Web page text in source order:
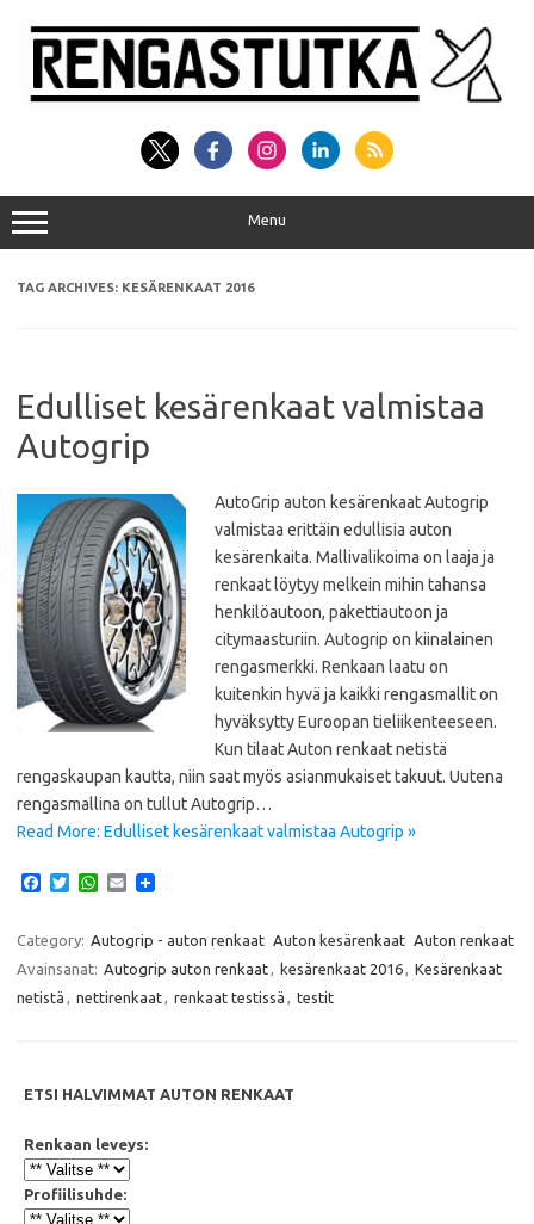
content
Menu
TAG ARCHIVES: KESÄRENKAAT 2016
Edulliset kesärenkaat valmistaa
Autogrip
AutoGrip auton kesärenkaat Autogrip
valmistaa erittäin edullisia auton
kesärenkaita. Mallivalikoima on laaja ja
renkaat löytyy melkein mihin tahansa
henkilöautoon, pakettiautoon ja
citymaasturiin. Autogrip on kiinalainen
rengasmerkki. Renkaan laatu on
kuitenkin hyvä ja kaikki rengasmallit on
hyväksytty Euroopan tieliikenteeseen.
Kun tilaat Auton renkaat netistä
rengaskaupan kautta, niin saat myös asianmukaiset takuut. Uutena
rengasmallina on tullut Autogrip…
Read More: Edulliset kesärenkaat valmistaa Autogrip »
e
b
o
o
T
t
e
W
t
A
p
E
i
Category: Autogrip - auton renkaat Auton kesärenkaat Auton renkaat
Avainsanat: Autogrip auton renkaat kesärenkaat 2016
Kesärenkaat
netistä
nettirenkaat renkaat testissä testit
ETSI HALVIMMAT AUTON RENKAAT
Renkaan leveys:
Profiilisuhde: